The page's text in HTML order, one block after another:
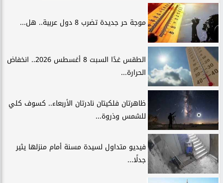
موجة حر جديدة تضرب 8 دول عربية.. هل...
الطقس غدًا السبت 8 أغسطس 2026.. انخفاض
الحرارة...
ظاهرتان فلكيتان نادرتان الأربعاء.. كسوف كلي
للشمس وذروة...
فيديو متداول لسيدة مسنة أمام منزلها يثير
جدلًا...